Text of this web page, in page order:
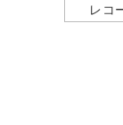
レコ